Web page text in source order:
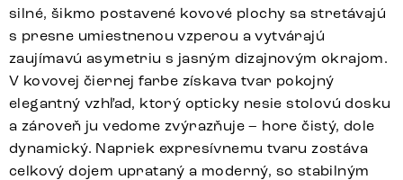
silné, šikmo postavené kovové plochy sa stretávajú
s presne umiestnenou vzperou a vytvárajú
zaujímavú asymetriu s jasným dizajnovým okrajom.
V kovovej čiernej farbe získava tvar pokojný
elegantný vzhľad, ktorý opticky nesie stolovú dosku
a zároveň ju vedome zvýrazňuje – hore čistý, dole
dynamický. Napriek expresívnemu tvaru zostáva
celkový dojem uprataný a moderný, so stabilným